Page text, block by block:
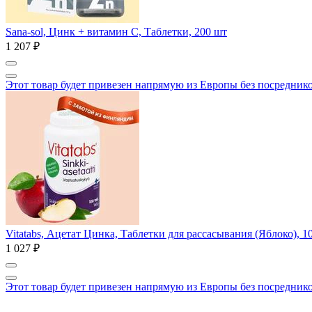
Sana-sol, Цинк + витамин C, Таблетки, 200 шт
1 207 ₽
Этот товар будет привезен напрямую из Европы без
Vitatabs, Ацетат Цинка, Таблетки для рассасывания (Яблоко),
1 027 ₽
Этот товар будет привезен напрямую из Европы без